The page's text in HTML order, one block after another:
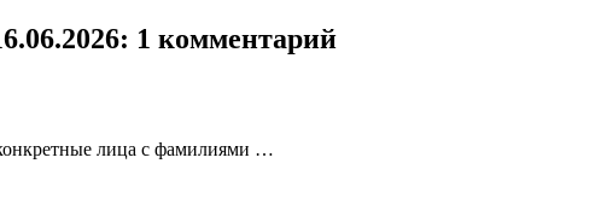
: 1 комментарий
лица с фамилиями …